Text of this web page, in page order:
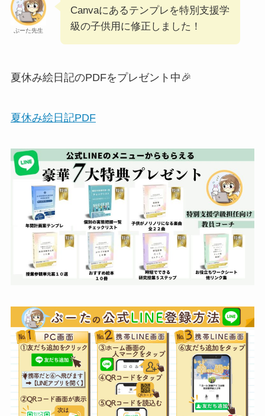
ぷーた先生
Canvaにあるテンプレを特別支援学
級の子供用に修正しました！
夏休み絵日記のPDFをプレゼント中🎉
夏休み絵日記PDF